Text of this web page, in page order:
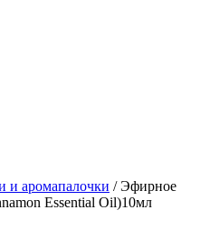
и аромапалочки / Эфирное
Essential Oil)10мл